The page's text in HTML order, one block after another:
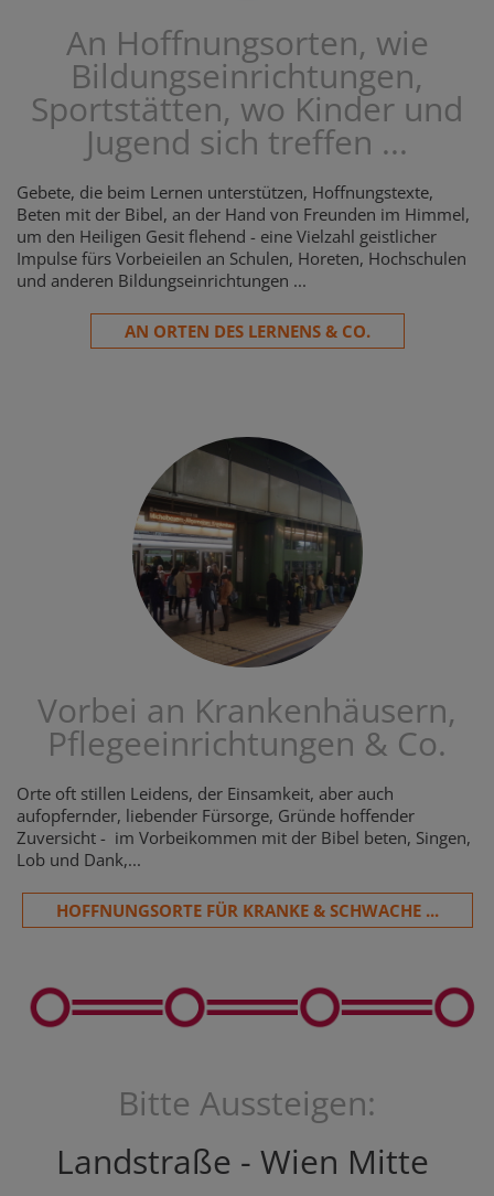
An Hoffnungsorten, wie
Bildungseinrichtungen,
Sportstätten, wo Kinder und
Jugend sich treffen ...
Gebete, die beim Lernen unterstützen, Hoffnungstexte,
Beten mit der Bibel, an der Hand von Freunden im Himmel,
um den Heiligen Gesit flehend - eine Vielzahl geistlicher
Impulse fürs Vorbeieilen an Schulen, Horeten, Hochschulen
und anderen Bildungseinrichtungen ...
AN ORTEN DES LERNENS & CO.
Vorbei an Krankenhäusern,
Pflegeeinrichtungen & Co.
Orte oft stillen Leidens, der Einsamkeit, aber auch
aufopfernder, liebender Fürsorge, Gründe hoffender
Zuversicht - im Vorbeikommen mit der Bibel beten, Singen,
Lob und Dank,...
HOFFNUNGSORTE FÜR KRANKE & SCHWACHE ...
Bitte Aussteigen:
Landstraße - Wien Mitte